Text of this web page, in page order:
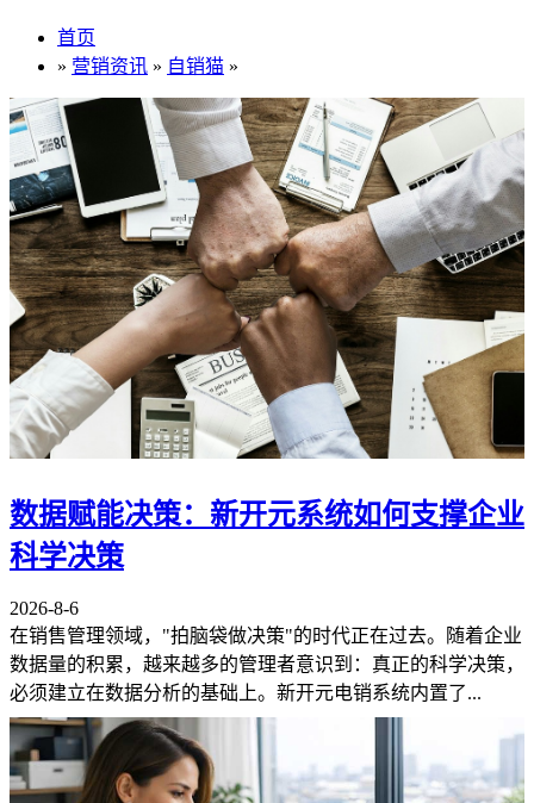
首页
» 营销资讯 » 自销猫 »
数据赋能决策：新开元系统如何支撑企业
科学决策
2026-8-6
在销售管理领域，"拍脑袋做决策"的时代正在过去。随着企业
数据量的积累，越来越多的管理者意识到：真正的科学决策，
必须建立在数据分析的基础上。新开元电销系统内置了...